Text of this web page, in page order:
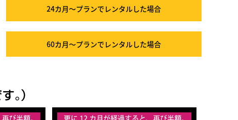
24カ月～プランでレンタルした場合
60カ月～プランでレンタルした場合